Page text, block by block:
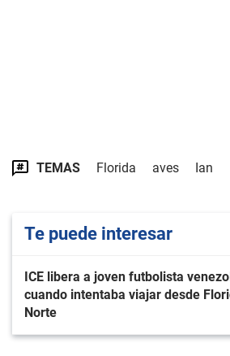
TEMAS Florida aves Ian
Te puede interesar
ICE libera a joven futbolista
cuando intentaba viajar desde
Norte